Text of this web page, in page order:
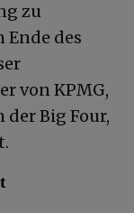
zu
Ende des
von KPMG,
der Big Four,